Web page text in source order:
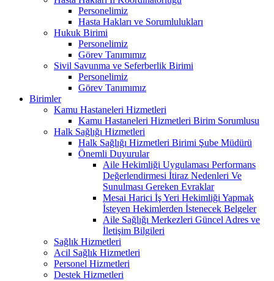
Personelimiz
Hasta Hakları ve Sorumlulukları
Hukuk Birimi
Personelimiz
Görev Tanımımız
Sivil Savunma ve Seferberlik Birimi
Personelimiz
Görev Tanımımız
Birimler
Kamu Hastaneleri Hizmetleri
Kamu Hastaneleri Hizmetleri Birim Sorumlusu
Halk Sağlığı Hizmetleri
Halk Sağlığı Hizmetleri Birimi Şube Müdürü
Önemli Duyurular
Aile Hekimliği Uygulaması Performans
Değerlendirmesi İtiraz Nedenleri Ve
Sunulması Gereken Evraklar
Mesai Harici İş Yeri Hekimliği Yapmak
İsteyen Hekimlerden İstenecek Belgeler
Aile Sağlığı Merkezleri Güncel Adres ve
İletişim Bilgileri
Sağlık Hizmetleri
Acil Sağlık Hizmetleri
Personel Hizmetleri
Destek Hizmetleri